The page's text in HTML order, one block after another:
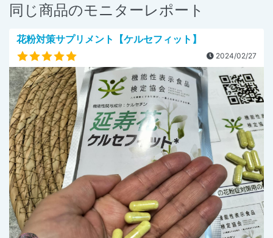
同じ商品のモニターレポート
花粉対策サプリメント【ケルセフィット】
2024/02/27